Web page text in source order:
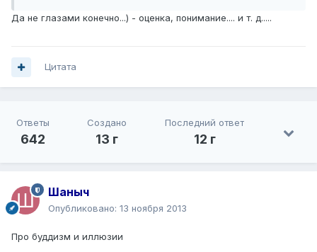
Да не глазами конечно...) - оценка, понимание.... и т. д.....
Цитата
Ответы
642
Создано
13 г
Последний ответ
12 г
Шаныч
Опубликовано: 13 ноября 2013
Про буддизм и иллюзии